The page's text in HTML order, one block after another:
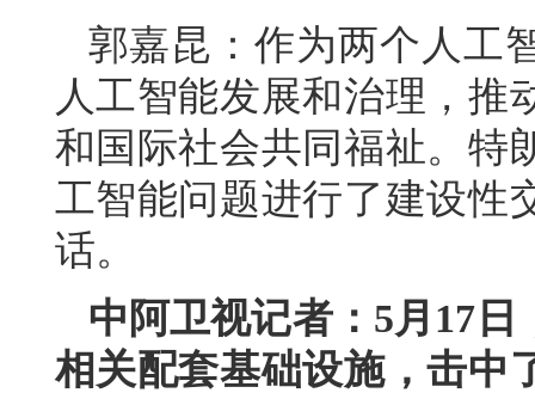
郭嘉昆：作为两个人工
人工智能发展和治理，推
和国际社会共同福祉。特
工智能问题进行了建设性
话。
中阿卫视记者：5月17
相关配套基础设施，击中